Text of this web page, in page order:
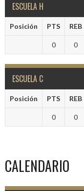
ESCUELA H
Posición PTS REB
0 0
ESCUELA C
Posición PTS REB
0 0
CALENDARIO